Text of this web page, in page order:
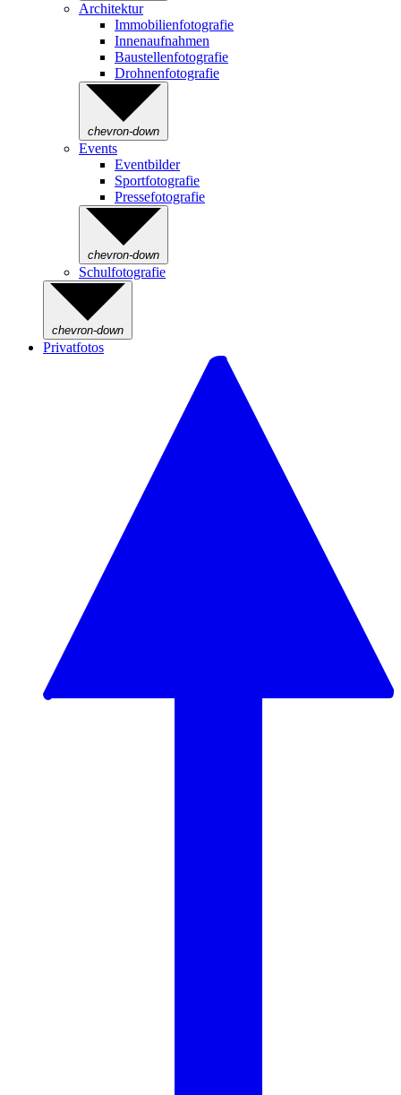
Architektur
Immobilienfotografie
Innenaufnahmen
Baustellenfotografie
Drohnenfotografie
chevron-down
Events
Eventbilder
Sportfotografie
Pressefotografie
chevron-down
Schulfotografie
chevron-down
Privatfotos